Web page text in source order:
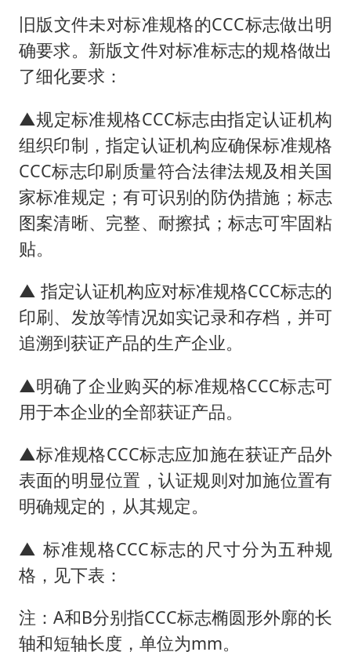
旧版文件未对标准规格的CCC标志做出明
确要求。新版文件对标准标志的规格做出
了细化要求：
▲规定标准规格CCC标志由指定认证机构
组织印制，指定认证机构应确保标准规格
CCC标志印刷质量符合法律法规及相关国
家标准规定；有可识别的防伪措施；标志
图案清晰、完整、耐擦拭；标志可牢固粘
贴。
▲ 指定认证机构应对标准规格CCC标志的
印刷、发放等情况如实记录和存档，并可
追溯到获证产品的生产企业。
▲明确了企业购买的标准规格CCC标志可
用于本企业的全部获证产品。
▲标准规格CCC标志应加施在获证产品外
表面的明显位置，认证规则对加施位置有
明确规定的，从其规定。
▲ 标准规格CCC标志的尺寸分为五种规
格，见下表：
注：A和B分别指CCC标志椭圆形外廓的长
轴和短轴长度，单位为mm。